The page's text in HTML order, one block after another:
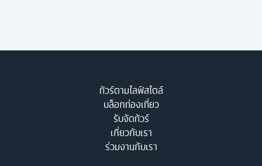
ทัวร์ตามไลฟ์สไตล์
บล็อกท่องเที่ยว
รับจัดทัวร์
เกี่ยวกับเรา
ร่วมงานกับเรา